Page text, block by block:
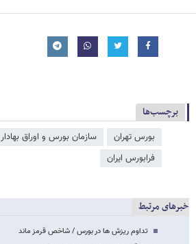
برچسب‌ها
بورس تهران سازمان بورس و اوراق بهادار
فرا‌‌‌‌‌بورس ایران
خبرهای مرتبط
تداوم ریزش ها در بورس / شاخص قرمز ماند